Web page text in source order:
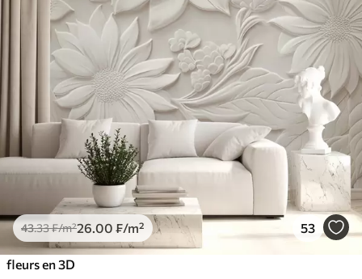
43.33₣/m²26 .00 ₣/m² 53
fleurs en 3D